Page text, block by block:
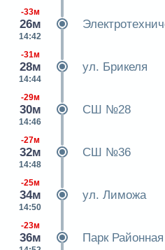
-33м
26м
14:42
-31м
28м
14:44
ул. Брикеля
-29м
30м
14:46
СШ №28
-27м
32м
14:48
СШ №36
-25м
34м
14:50
ул. Лиможа
-23м
36м Парк Районная